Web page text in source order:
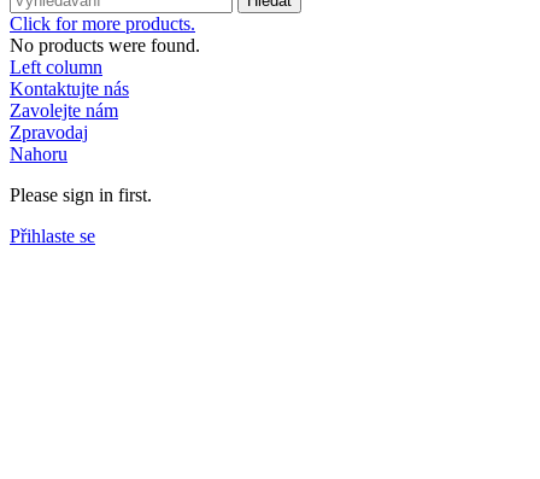
Click for more products.
No products were found.
Left column
Kontaktujte nás
Zavolejte nám
Zpravodaj
Nahoru
Please sign in first.
Přihlaste se